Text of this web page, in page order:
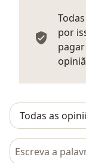
por
Pesquisar em